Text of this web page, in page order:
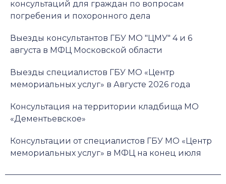
консультаций для граждан по вопросам
погребения и похоронного дела
Выезды консультантов ГБУ МО "ЦМУ" 4 и 6
августа в МФЦ Московской области
Выезды специалистов ГБУ МО «Центр
мемориальных услуг» в Августе 2026 года
Консультация на территории кладбища МО
«Дементьевское»
Консультации от специалистов ГБУ МО «Центр
мемориальных услуг» в МФЦ на конец июля